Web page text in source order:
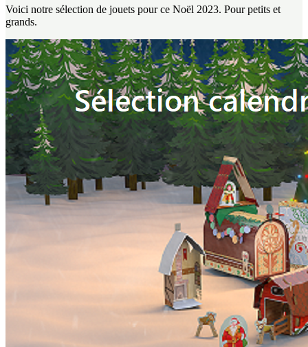
Voici notre sélection de jouets pour ce Noël 2023. Pour petits et
grands.